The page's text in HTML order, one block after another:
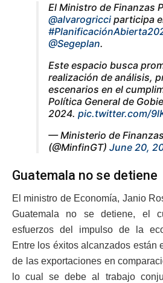
El Ministro de Finanzas
@alvarogricci participa
@Segeplan.
Este espacio busca
realización de análisis,
escenarios en el
Política General de
2024. pic.twitter.com/
— Ministerio de
(@MinfinGT) June 20,
Guatemala no se detiene
El ministro de Economía, Janio
Guatemala no se detiene, el
esfuerzos del impulso de la
Entre los éxitos alcanzados están
de las exportaciones en
lo cual se debe al trabajo